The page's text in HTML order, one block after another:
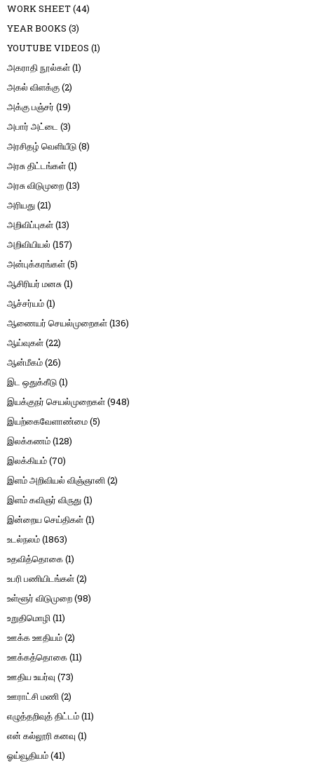
WORK SHEET(44)
YEAR BOOKS (3)
YOUTUBE VIDEOS (1)
அகராதி நூல்கள்(1)
அகல் விளக்கு(2)
அக்கு பஞ்சர் (19)
அபார் அட்டை (3)
அரசிதழ் வெளியீடு(8)
அரசு திட்டங்கள்(1)
அரசு விடுமுறை(13)
அரியது(21)
அறிவிப்புகள்(13)
அறிவியியல் (157)
அன்புக்கரங்கள்(5)
ஆசிரியர் மனசு(1)
ஆச்சர்யம்(1)
ஆணையர் செயல்முறைகள்(136)
ஆய்வுகள்(22)
ஆன்மீகம்(26)
இட ஒதுக்கீடு(1)
இயக்குநர் செயல்முறைகள்(948)
இயற்கைவேளாண்மை(5)
இலக்கணம்(128)
இலக்கியம்(70)
இளம் அறிவியல் விஞ்ஞானி(2)
இளம் கவிஞர் விருது(1)
இன்றைய செய்திகள்(1)
உடல்நலம்(1863)
உதவித்தொகை(1)
உபரி பணியிடங்கள்(2)
உள்ளூர் விடுமுறை(98)
உறுதிமொழி(11)
ஊக்க ஊதியம்(2)
ஊக்கத்தொகை(11)
ஊதிய உயர்வு (73)
ஊராட்சி மணி(2)
எழுத்தறிவுத் திட்டம்(11)
என் கல்லூரி கனவு (1)
ஓய்வூதியம்(41)